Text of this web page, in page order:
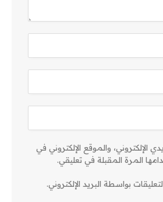
الإلكتروني، والموقع الإلكتروني في
المرة المقبلة في تعليقي.
بواسطة البريد الإلكتروني.